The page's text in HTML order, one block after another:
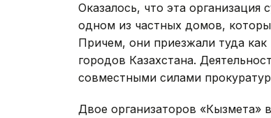
Оказалось, что эта организация
одном из частных домов,
Причем, они приезжали туда как
городов Казахстана.
совместными силами
Двое организаторов «Кызмета»